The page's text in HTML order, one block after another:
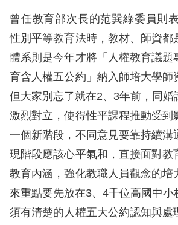
曾任教育部次長的范巽綠委員則
性別平等教育法時，教材、師資都
體系則是今年才將「人權教育議題
育含人權五公約」納入師培大學師
但大家別忘了就在2、3年前，同婚
激烈對立，使得性平課程推動受到
一個新階段，不同意見要靠持續溝
現階段應該心平氣和，直接面對教
教育內涵，強化教職人員觀念的培
來重點要先放在3、4千位高國中小
須有清楚的人權五大公約認知與處